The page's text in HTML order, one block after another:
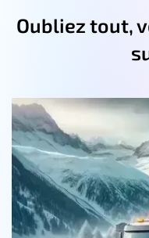
Oubliez tout,